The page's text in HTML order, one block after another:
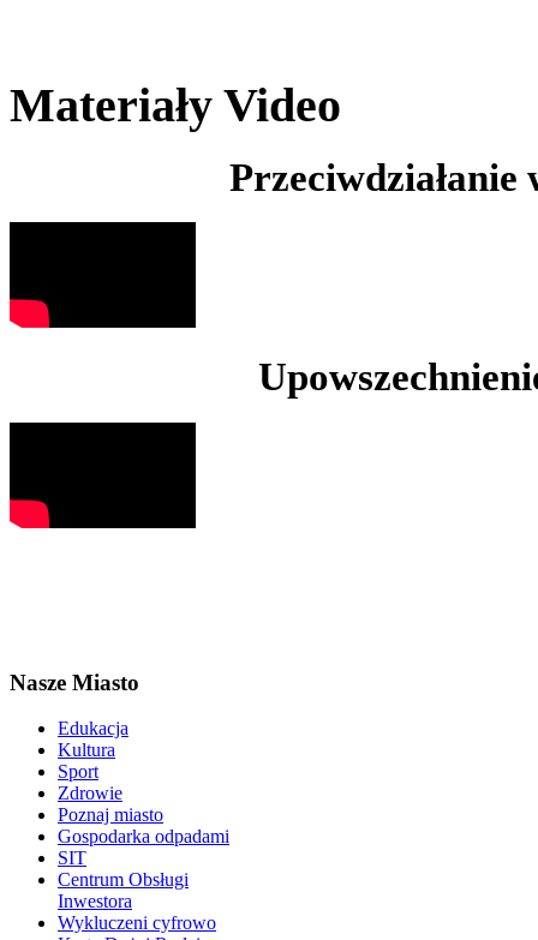
Materiały Video
Nasze Miasto
Edukacja
Kultura
Sport
Zdrowie
Poznaj miasto
Gospodarka odpadami
SIT
Centrum Obsługi
Inwestora
Wykluczeni cyfrowo